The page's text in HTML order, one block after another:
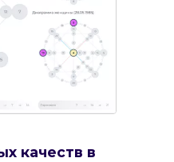
качеств в